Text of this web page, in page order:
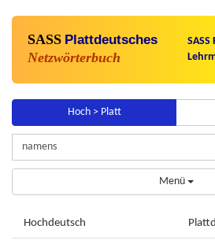
SASS Plattdeutsches
Netzwörterbuch
Hoch > Platt
Menü
Hochdeutsch